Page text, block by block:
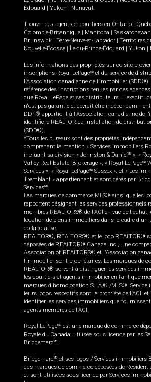
Édouard
Yukon Nunavut.
Trouver des agents et courtiers en Ontario
Colombie-Britannique
Manitoba Saskatchewan
Brunswick
Terre-Neuve-et-Labrador Territoires
Nouvelle-Écosse
Île-du-Prince-Édouard Yukon
Les informations des propriétés sur ce site
inscriptions Royal LePageMD et du service de
l'Association canadienne de l’immobilier
référence des inscriptions tenues par des
que Royal LePage et ses distributeurs.
n'est pas garantie et devrait être
DDF® appartient à l'Association canadienne de
identifie le REALTOR.ca Installation de
(SDD®).
*Tous les bureaux sont des propriétés
comprenant la mention « Services immobiliers
incluant sa division « Johnston & Daniel MD », «
Valley Real Estate, Brokerage », « Royal LePageMD
Services », « Royal LePageMD Sussex », et « Les
Tremblant » appartiennent et sont gérés par
ServicesMD.
Les marques de commerce MLS® ainsi que les
rapportent désignent les services professionnels
membres REALTORS® de l'ACI en vue de l'achat,
location de biens immobiliers dans le cadre d'un
collaborative.
REALTOR®, REALTORS® et le logo REALTOR®
déposées de REALTOR® Canada Inc., une
Association of REALTORS® et l'Association
l’immobilier sont propriétaires. Les marques de
REALTOR® servent à distinguer les services
les courtiers et agents immobilier en tant que
marques d'homologation S.I.A.® /MLS®, Service
leurs logos respectifs sont la propriété de l'ACI, et
identifier les services immobiliers que
agents membres de l'ACI.
Royal LePageMD est une marque de commerce
Royale du Canada, utilisée sous licence par les
BridgemarqMD.
BridgemarqMD et ses logos / Services immobiliers
des marques de commerce déposées de
et sont utilisées sous licence par Services